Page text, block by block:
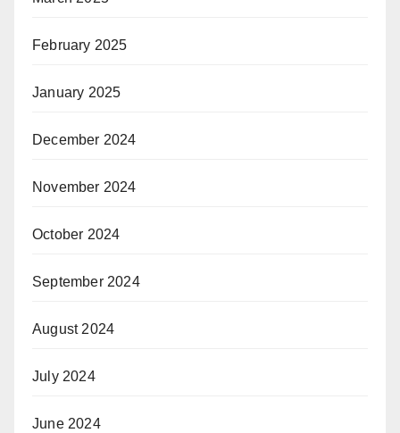
February 2025
January 2025
December 2024
November 2024
October 2024
September 2024
August 2024
July 2024
June 2024